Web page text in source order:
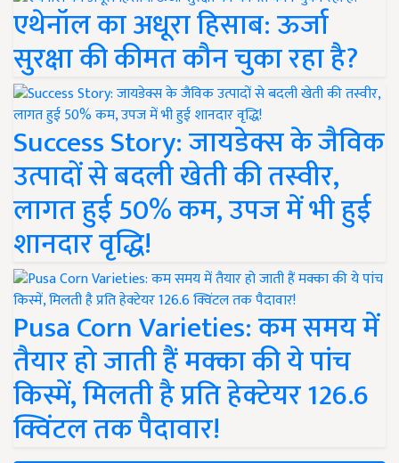
एथेनॉल का अधूरा हिसाब: ऊर्जा
सुरक्षा की कीमत कौन चुका रहा है?
Success Story: जायडेक्स के जैविक
उत्पादों से बदली खेती की तस्वीर,
लागत हुई 50% कम, उपज में भी हुई
शानदार वृद्धि!
Pusa Corn Varieties: कम समय में
तैयार हो जाती हैं मक्का की ये पांच
किस्में, मिलती है प्रति हेक्टेयर 126.6
क्विंटल तक पैदावार!